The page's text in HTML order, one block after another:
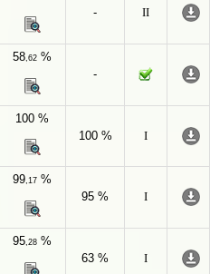
-
II
58,62 %
-
100 %
100 %
I
99,17 %
95 %
I
95,28 %
63 %
I